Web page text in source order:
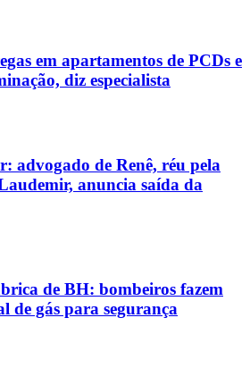
em apartamentos de PCDs e
diz especialista
advogado de Renê, réu pela
anuncia saída da
de BH: bombeiros fazem
de gás para segurança